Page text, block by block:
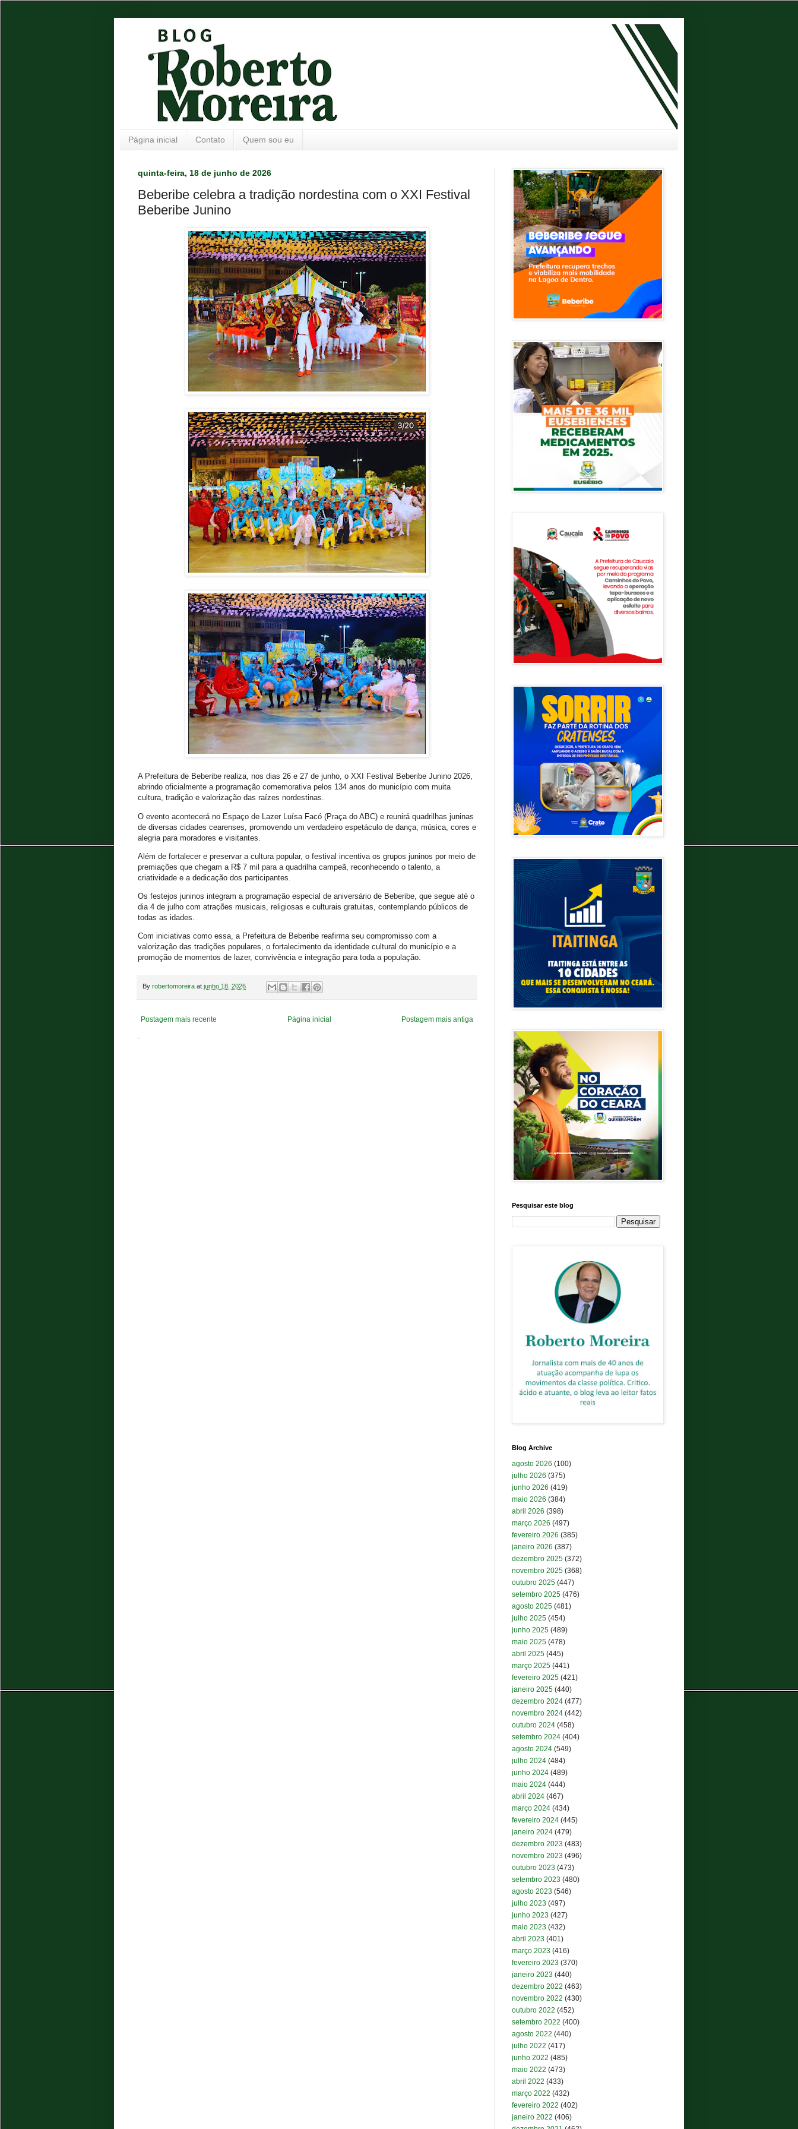
Página inicial Contato Quem sou eu
quinta-feira, 18 de junho de 2026
Beberibe celebra a tradição nordestina com o XXI Festival
Beberibe Junino
A Prefeitura de Beberibe realiza, nos dias 26 e 27 de junho, o XXI Festival Beberibe Junino 2026,
abrindo oficialmente a programação comemorativa pelos 134 anos do município com muita
cultura, tradição e valorização das raízes nordestinas.
O evento acontecerá no Espaço de Lazer Luísa Facó (Praça do ABC) e reunirá quadrilhas juninas
de diversas cidades cearenses, promovendo um verdadeiro espetáculo de dança, música, cores e
alegria para moradores e visitantes.
Além de fortalecer e preservar a cultura popular, o festival incentiva os grupos juninos por meio de
premiações que chegam a R$ 7 mil para a quadrilha campeã, reconhecendo o talento, a
criatividade e a dedicação dos participantes.
Os festejos juninos integram a programação especial de aniversário de Beberibe, que segue até o
dia 4 de julho com atrações musicais, religiosas e culturais gratuitas, contemplando públicos de
todas as idades.
Com iniciativas como essa, a Prefeitura de Beberibe reafirma seu compromisso com a
valorização das tradições populares, o fortalecimento da identidade cultural do município e a
promoção de momentos de lazer, convivência e integração para toda a população.
By robertomoreira at junho 18, 2026
Postagem mais recente Postagem mais antiga
Página inicial
Pesquisar este blog
Blog Archive
agosto 2026 (100)
julho 2026 (375)
junho 2026 (419)
maio 2026 (384)
abril 2026 (398)
março 2026 (497)
fevereiro 2026 (385)
janeiro 2026 (387)
dezembro 2025 (372)
novembro 2025 (368)
outubro 2025 (447)
setembro 2025 (476)
agosto 2025 (481)
julho 2025 (454)
junho 2025 (489)
maio 2025 (478)
abril 2025 (445)
março 2025 (441)
fevereiro 2025 (421)
janeiro 2025 (440)
dezembro 2024 (477)
novembro 2024 (442)
outubro 2024 (458)
setembro 2024 (404)
agosto 2024 (549)
julho 2024 (484)
junho 2024 (489)
maio 2024 (444)
abril 2024 (467)
março 2024 (434)
fevereiro 2024 (445)
janeiro 2024 (479)
dezembro 2023 (483)
novembro 2023 (496)
outubro 2023 (473)
setembro 2023 (480)
agosto 2023 (546)
julho 2023 (497)
junho 2023 (427)
maio 2023 (432)
abril 2023 (401)
março 2023 (416)
fevereiro 2023 (370)
janeiro 2023 (440)
dezembro 2022 (463)
novembro 2022 (430)
outubro 2022 (452)
setembro 2022 (400)
agosto 2022 (440)
julho 2022 (417)
junho 2022 (485)
maio 2022 (473)
abril 2022 (433)
março 2022 (432)
fevereiro 2022 (402)
janeiro 2022 (406)